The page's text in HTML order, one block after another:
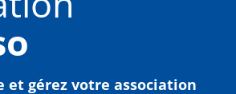
et gérez votre association